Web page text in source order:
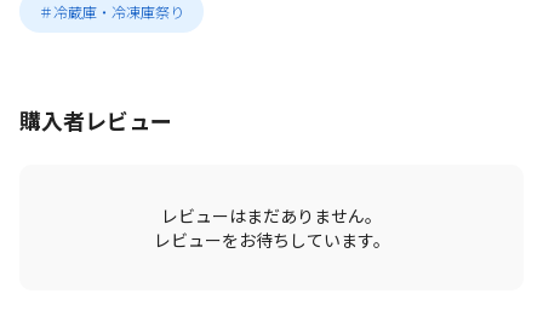
＃冷蔵庫・冷凍庫祭り
購入者レビュー
レビューはまだありません。
レビューをお待ちしています。